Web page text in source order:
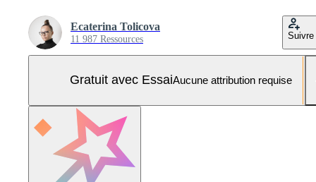
Ecaterina Tolicova
11 987 Ressources Suivre
Gratuit avec EssaiAucune attribution requise